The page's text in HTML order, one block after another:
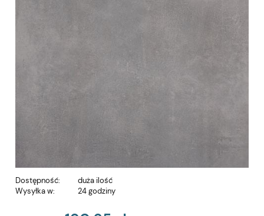
Dostępność:
duża ilość
Wysyłka w:
24 godziny